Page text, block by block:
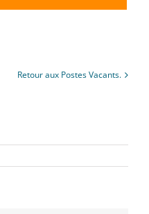
Retour aux Postes Vacants.